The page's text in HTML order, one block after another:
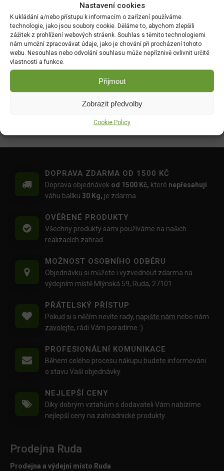
Nastavení cookies
K ukládání a/nebo přístupu k informacím o zařízení používáme
technologie, jako jsou soubory cookie. Děláme to, abychom zlepšili
zážitek z prohlížení webových stráenk. Souhlas s těmito technologiemi
nám umožní zpracovávat údaje, jako je chování při procházení tohoto
webu. Nesouhlas nebo odvolání souhlasu může nepříznivě ovlivnit určité
vlastnosti a funkce.
Přijmout
Zobrazit předvolby
Cookie Policy
129.00 Kč
549.00
Sazeč cibulovin prům 4cm,
nerez 30cm 732776
DO KOŠÍKU
399.00Kč
Nůž na spáry ( plevel)
28,5cm 732813
DO KOŠÍKU
389.00Kč
Úzká lopatka nerez 33cm
Sázecí kolík nerez 28cm
369.00
DOPRAVA ZDARMA OD 1500 KČ
Doprava objednávek od 1500 Kč, které nepřesahují
váhu balíku 30 Kg, je zdarma.
OVĚŘENÉ PRODUKTY
Všechny produkty sami používáme na našich
realizacích zahrad.
MOŽNOST OSOBNÍHO ODBĚRU
Objednávku si můžete i vyzvednout zdarma na
výdejním místě Mlýnská 59, Ruda, 27101
PŘÁTELSKÝ PŘÍSTUP
Pokud si s něčím nevíte rady, napište nám nebo nám
zavolejte, rádi Vám poradíme :)
PROFESIONÁLNÍ KOMUNIKACE
Během celého procesu nákupu budete informováni
o stavu Vaší objednávky.
NEJLEPŠÍ CENY
Díky dobrým vztahům s dodavateli Vám nabízíme
nejlepší ceny na zahradnické produkty.
Prodejna Ruda
Prodejna a výdejní místo Ruda